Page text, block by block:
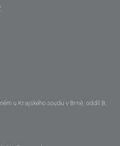
u Krajského soudu v Brně, oddíl B,